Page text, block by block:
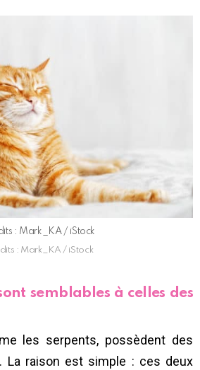
: Mark_KA / iStock
: Mark_KA / iStock
semblables à celles des
les serpents, possèdent des
. La raison est simple : ces deux